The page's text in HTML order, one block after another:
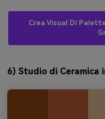
Crea Visual Di
6) Studio di Ceramica